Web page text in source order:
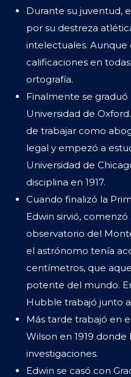
Durante su juventud,
por su destreza
intelectuales.
calificaciones en
ortografía.
Finalmente se
Universidad de
de trabajar como
legal y empezó a
Universidad de
disciplina en 1917.
Cuando finalizó la
Edwin sirvió,
observatorio del
el astrónomo tenía
centímetros, que
potente del mundo.
Hubble trabajó junto
Más tarde trabajó en
Wilson en 1919
investigaciones.
Edwin se casó con